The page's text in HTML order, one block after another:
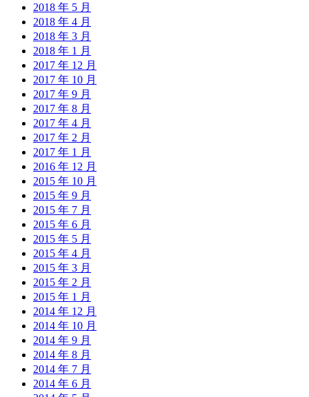
2018 年 5 月
2018 年 4 月
2018 年 3 月
2018 年 1 月
2017 年 12 月
2017 年 10 月
2017 年 9 月
2017 年 8 月
2017 年 4 月
2017 年 2 月
2017 年 1 月
2016 年 12 月
2015 年 10 月
2015 年 9 月
2015 年 7 月
2015 年 6 月
2015 年 5 月
2015 年 4 月
2015 年 3 月
2015 年 2 月
2015 年 1 月
2014 年 12 月
2014 年 10 月
2014 年 9 月
2014 年 8 月
2014 年 7 月
2014 年 6 月